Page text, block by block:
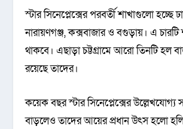
স্টার সিনেপ্লেক্সের পরবর্তী শাখাগুলো হচ্ছে
নারায়ণগঞ্জ, কক্সবাজার ও বগুড়ায়। এ চারটি
থাকবে। এছাড়া চট্টগ্রামে আরো তিনটি হল
রয়েছে তাদের।
কয়েক বছর স্টার সিনেপ্লেক্সের উল্লেখযোগ্য
বাড়লেও তাদের আয়ের প্রধান উৎস হলো